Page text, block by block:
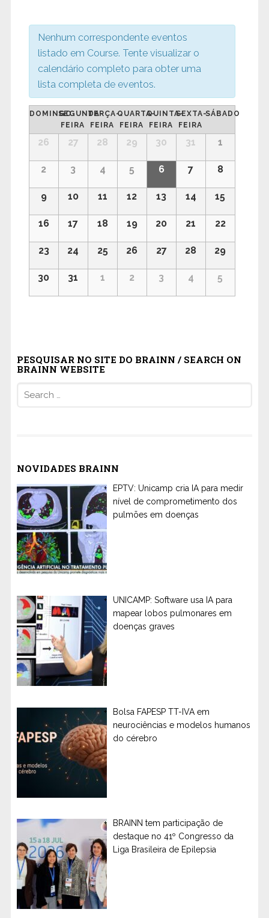
Nenhum correspondente eventos
listado em Course. Tente visualizar o
calendário completo para obter uma
lista completa de eventos.
Calendárior
de
Eventos
Calendárior
Eventos
DOMINGOSEGUNDA-
FEIRA
TERÇA-
FEIRA
QUARTA-
FEIRA
QUINTA-
FEIRA
SEXTA-
FEIRA
SÁBADO
26 27 28 29 30 31 1
2 3 4 5 6 7 8
9 10 11 12 13 14 15
16 17 18 19 20 21 22
23 24 25 26 27 28 29
30 31 1 2 3 4 5
PESQUISAR NO SITE DO BRAINN / SEARCH ON
BRAINN WEBSITE
NOVIDADES BRAINN
EPTV: Unicamp cria IA para medir
nível de comprometimento dos
pulmões em doenças
UNICAMP: Software usa IA para
mapear lobos pulmonares em
doenças graves
Bolsa FAPESP TT-IVA em
neurociências e modelos humanos
do cérebro
BRAINN tem participação de
destaque no 41º Congresso da
Liga Brasileira de Epilepsia